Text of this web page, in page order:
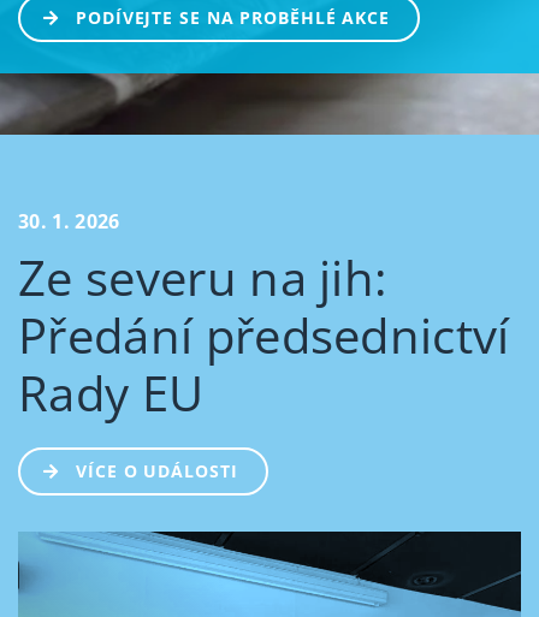
PODÍVEJTE SE NA PROBĚHLÉ AKCE
30. 1. 2026
Ze severu na jih:
Předání předsednictví
Rady EU
VÍCE O UDÁLOSTI